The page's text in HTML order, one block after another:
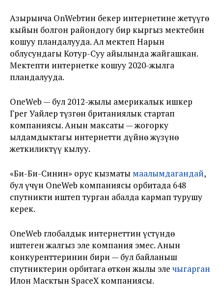
Азырынча OnWebтин бекер интернетине жетүүгө
кыйын болгон райондогу бир кыргыз мектебин
кошуу пландалууда. Ал мектеп Нарын
облусундагы Котур-Суу айылында жайгашкан.
Мектепти интернетке кошуу 2020-жылга
пландалууда.
OneWeb — бул 2012-жылы америкалык ишкер
Грег Уайлер түзгөн британиялык стартап
компаниясы. Анын максаты — жогорку
ылдамдыктагы интернетти дүйнө жүзүнө
жеткиликтүү кылуу.
«Би-Би-Синин» орус кызматы маалымдагандай,
бул үчүн OneWeb компаниясы орбитада 648
спутникти иштеп турган абалда кармап турушу
керек.
OneWeb глобалдык интернеттин үстүндө
иштеген жалгыз эле компания эмес. Анын
конкуренттеринин бири — бул байланыш
спутниктерин орбитага өткөн жылы эле чыгарган
Илон Масктын SpaceX компаниясы.